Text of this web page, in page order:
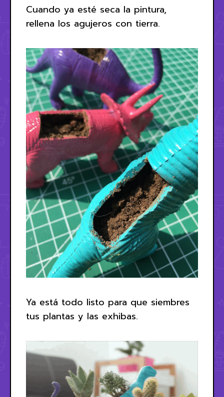
Cuando ya esté seca la pintura,
rellena los agujeros con tierra.
Ya está todo listo para que siembres
tus plantas y las exhibas.